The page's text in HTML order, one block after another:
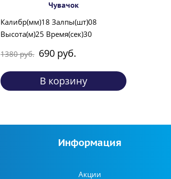
Чувачок
Калибр(мм)18 Залпы(шт)08
Высота(м)25 Время(сек)30
1380 руб. 690 руб.
В корзину
Информация
Акции